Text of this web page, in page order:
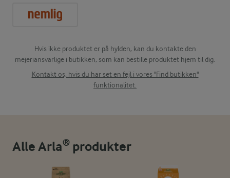
Hvis ikke produktet er på hylden, kan du kontakte den
mejeriansvarlige i butikken, som kan bestille produktet hjem til dig.
Kontakt os, hvis du har set en fejl i vores "Find butikken"
funktionalitet.
Alle Arla® produkter